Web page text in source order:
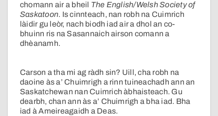
chomann air a bheil The English/Welsh Society of
Saskatoon. Is cinnteach, nan robh na Cuimrich
làidir gu leòr, nach biodh iad air a dhol an co-
bhuinn ris na Sasannaich airson comann a
dhèanamh.
Carson a tha mi ag ràdh sin? Uill, cha robh na
daoine às a’ Chuimrigh a rinn tuineachadh ann an
Saskatchewan nan Cuimrich àbhaisteach. Gu
dearbh, chan ann às a’ Chuimrigh a bha iad. Bha
iad à Ameireagaidh a Deas.